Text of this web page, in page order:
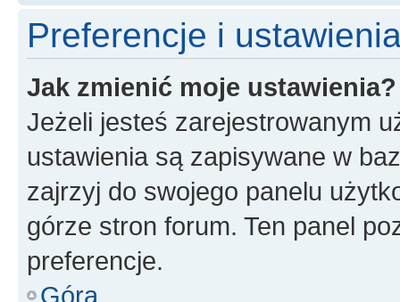
Preferencje i
Jak zmienić moje ustawienia?
Jeżeli jesteś zarejestrowanym
ustawienia są zapisywane w
zajrzyj do swojego panelu
górze stron forum. Ten panel
preferencje.
Góra